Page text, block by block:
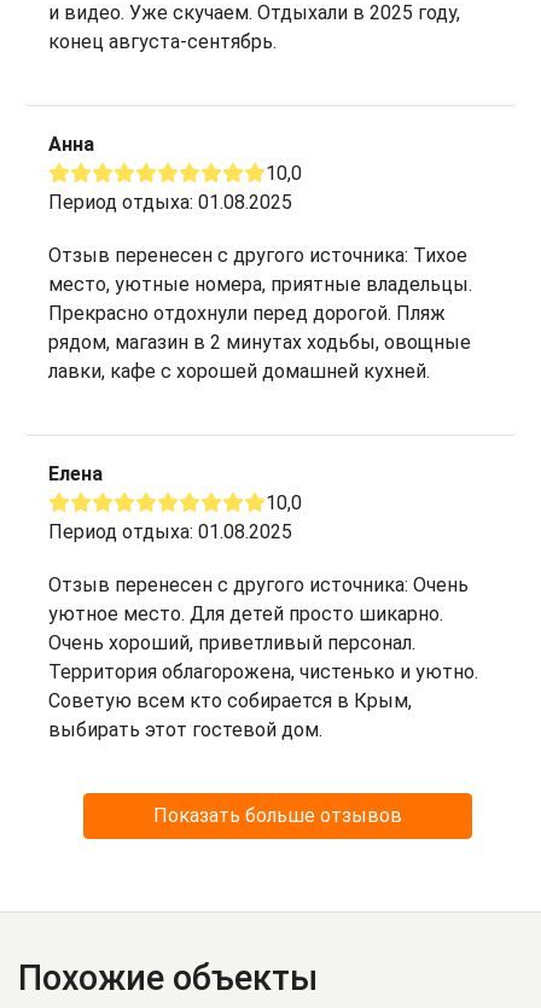
и видео. Уже скучаем. Отдыхали в 2025 году,
конец августа-сентябрь.
Анна
10,0
Период отдыха: 01.08.2025
Отзыв перенесен с другого источника: Тихое
место, уютные номера, приятные владельцы.
Прекрасно отдохнули перед дорогой. Пляж
рядом, магазин в 2 минутах ходьбы, овощные
лавки, кафе с хорошей домашней кухней.
Елена
10,0
Период отдыха: 01.08.2025
Отзыв перенесен с другого источника: Очень
уютное место. Для детей просто шикарно.
Очень хороший, приветливый персонал.
Территория облагорожена, чистенько и уютно.
Советую всем кто собирается в Крым,
выбирать этот гостевой дом.
Показать больше отзывов
Похожие объекты